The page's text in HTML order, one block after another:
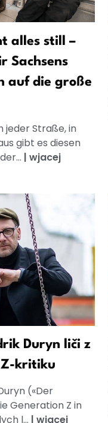
alles still –
Sachsens
auf die große
jeder Straße, in
gibt es diesen
| wjacej
Duryn liči z
Z-kritiku
(«Der
Generation Z in
l... | wjacej